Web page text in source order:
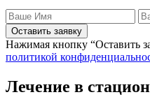
Оставить заявку
Нажимая кнопку “Оставить
политикой
Лечение в